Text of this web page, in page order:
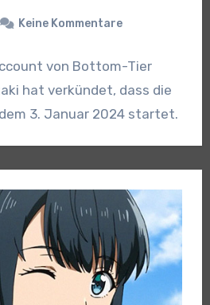
Keine Kommentare
von Bottom-Tier
hat verkündet, dass die
3. Januar 2024 startet.